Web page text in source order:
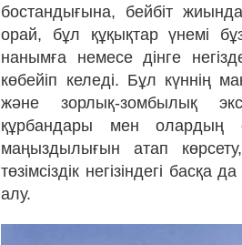
бостандығына, бейбіт
орай, бұл құқықтар үнемі
нанымға немесе дінге
көбейіп келеді. Бұл күннің
және зорлық-зомбылық
құрбандары мен олардың
маңыздылығын атап
төзімсіздік негізіндегі
алу.